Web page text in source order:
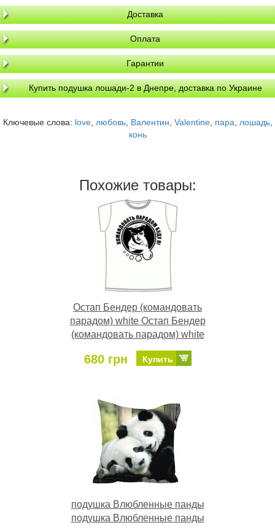
Доставка
Оплата
Гарантии
Купить подушка лошади-2 в Днепре, доставка по Украине
Ключевые слова: love, любовь, Валентин Valentine, пара лошадь,
конь
Похожие товары:
Остап Бендер (командовать
парадом) white Остап Бендер
(командовать парадом) white
680 грн Купить
подушка Влюбленные панды
подушка Влюбленные панды